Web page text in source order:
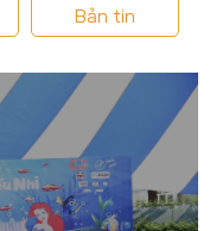
Bản tin